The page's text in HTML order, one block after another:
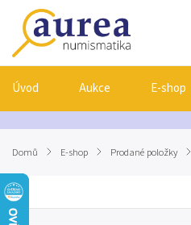
Úvod Aukce E-shop
Domů / E-shop / Prodané položky /